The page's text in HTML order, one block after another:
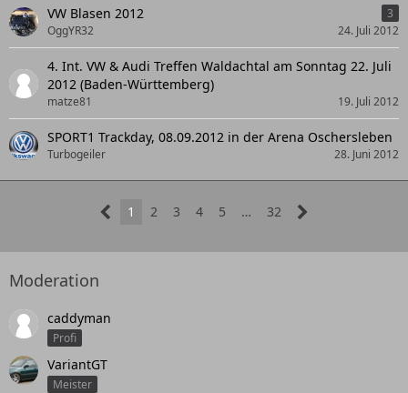
VW Blasen 2012
3
OggYR32
24. Juli 2012
4. Int. VW & Audi Treffen Waldachtal am Sonntag 22. Juli
2012 (Baden-Württemberg)
matze81 19. Juli 2012
SPORT1 Trackday, 08.09.2012 in der Arena Oschersleben
Turbogeiler 28. Juni 2012
1 2 3 4 5 … 32
Moderation
caddyman
Profi
VariantGT
Meister